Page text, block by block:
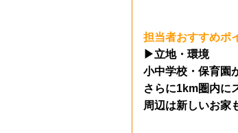
担当者おすすめポ
▶立地・環境
小中学校・保育園
さらに1km圏内に
周辺は新しいお家